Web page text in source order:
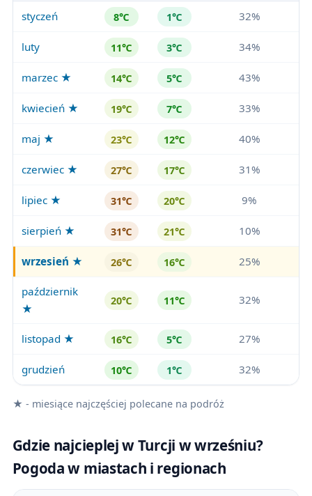
styczeń 8℃ 1℃ 32%
luty 11℃ 3℃ 34%
marzec ★ 14℃ 5℃ 43%
kwiecień ★ 19℃ 7℃ 33%
maj ★ 23℃ 12℃ 40%
czerwiec ★ 27℃ 17℃ 31%
lipiec ★ 31℃ 20℃ 9%
sierpień ★ 31℃ 21℃ 10%
wrzesień ★ 26℃ 16℃ 25%
październik
★
20℃ 11℃ 32%
listopad ★ 16℃ 5℃ 27%
grudzień 10℃ 1℃ 32%
★ - miesiące najczęściej polecane na podróż
Gdzie najcieplej w Turcji w wrześniu?
Pogoda w miastach i regionach